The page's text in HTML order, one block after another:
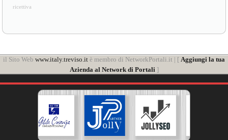
ricettiva
il Sito Web www.italy.treviso.it è membro di NetworkPortali.it | [ Aggiungi la tua
Azienda al Network di Portali]